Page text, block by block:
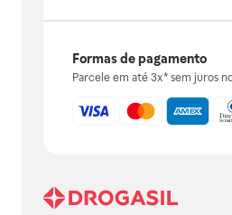
Formas de pagamento
Parcele em até 3x* sem juros